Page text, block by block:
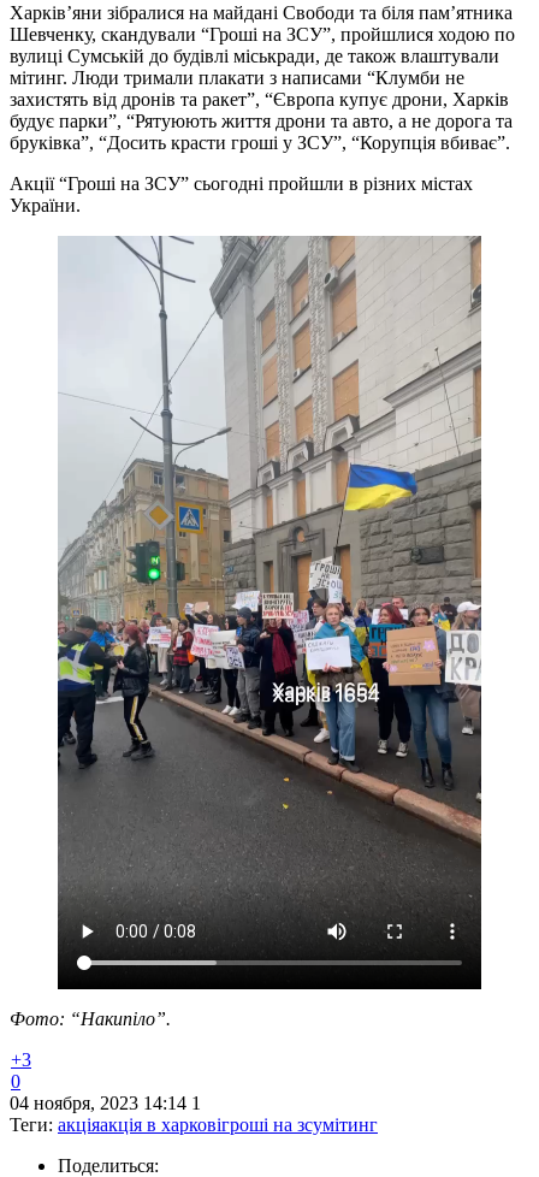
Харків’яни зібралися на майдані Свободи та біля пам’ятника
Шевченку, скандували “Гроші на ЗСУ”, пройшлися ходою по
вулиці Сумській до будівлі міськради, де також влаштували
мітинг. Люди тримали плакати з написами “Клумби не
захистять від дронів та ракет”, “Європа купує дрони, Харків
будує парки”, “Рятуюють життя дрони та авто, а не дорога та
бруківка”, “Досить красти гроші у ЗСУ”, “Корупція вбиває”.
Акції “Гроші на ЗСУ” сьогодні пройшли в різних містах
України.
Фото: “Накипіло”.
+3
0
04 ноября, 2023 14:14 1
Теги: акціяакція в харковігроші на зсумітинг
Поделиться: